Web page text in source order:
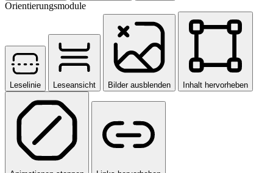
Orientierungsmodule
Leselinie Leseansicht Bilder ausblenden Inhalt hervorheben